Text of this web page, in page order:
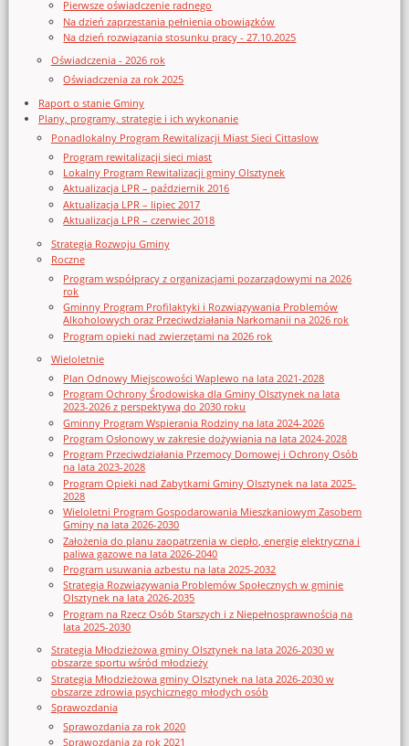
Pierwsze oświadczenie radnego
Na dzień zaprzestania pełnienia obowiązków
Na dzień rozwiązania stosunku pracy - 27.10.2025
Oświadczenia - 2026 rok
Oświadczenia za rok 2025
Raport o stanie Gminy
Plany, programy, strategie i ich wykonanie
Ponadlokalny Program Rewitalizacji Miast Sieci Cittaslow
Program rewitalizacji sieci miast
Lokalny Program Rewitalizacji gminy Olsztynek
Aktualizacja LPR – październik 2016
Aktualizacja LPR – lipiec 2017
Aktualizacja LPR – czerwiec 2018
Strategia Rozwoju Gminy
Roczne
Program współpracy z organizacjami pozarządowymi na 2026
rok
Gminny Program Profilaktyki i Rozwiązywania Problemów
Alkoholowych oraz Przeciwdziałania Narkomanii na 2026 rok
Program opieki nad zwierzętami na 2026 rok
Wieloletnie
Plan Odnowy Miejscowości Waplewo na lata 2021-2028
Program Ochrony Środowiska dla Gminy Olsztynek na lata
2023-2026 z perspektywą do 2030 roku
Gminny Program Wspierania Rodziny na lata 2024-2026
Program Osłonowy w zakresie dożywiania na lata 2024-2028
Program Przeciwdziałania Przemocy Domowej i Ochrony Osób
na lata 2023-2028
Program Opieki nad Zabytkami Gminy Olsztynek na lata 2025-
2028
Wieloletni Program Gospodarowania Mieszkaniowym Zasobem
Gminy na lata 2026-2030
Założenia do planu zaopatrzenia w ciepło, energię elektryczna i
paliwa gazowe na lata 2026-2040
Program usuwania azbestu na lata 2025-2032
Strategia Rozwiązywania Problemów Społecznych w gminie
Olsztynek na lata 2026-2035
Program na Rzecz Osób Starszych i z Niepełnosprawnością na
lata 2025-2030
Strategia Młodzieżowa gminy Olsztynek na lata 2026-2030 w
obszarze sportu wśród młodzieży
Strategia Młodzieżowa gminy Olsztynek na lata 2026-2030 w
obszarze zdrowia psychicznego młodych osób
Sprawozdania
Sprawozdania za rok 2020
Sprawozdania za rok 2021